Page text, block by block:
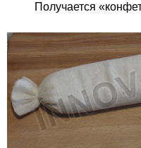
Получается